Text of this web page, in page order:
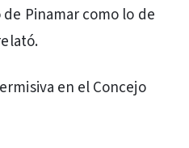
Pinamar como lo de
en el Concejo